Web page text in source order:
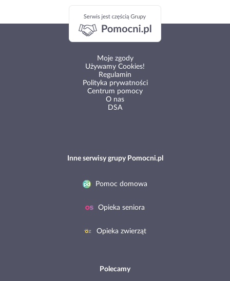
Moje zgody
Używamy Cookies!
Regulamin
Polityka prywatności
Centrum pomocy
O nas
DSA
Inne serwisy grupy Pomocni.pl
Pomoc domowa
Opieka seniora
Opieka zwierząt
Polecamy